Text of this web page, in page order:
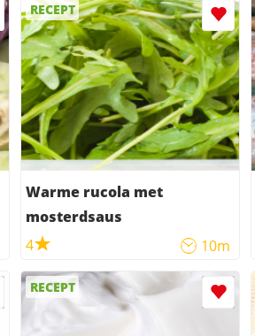
RECEPT
Warme rucola met
mosterdsaus
4
10m
RECEPT